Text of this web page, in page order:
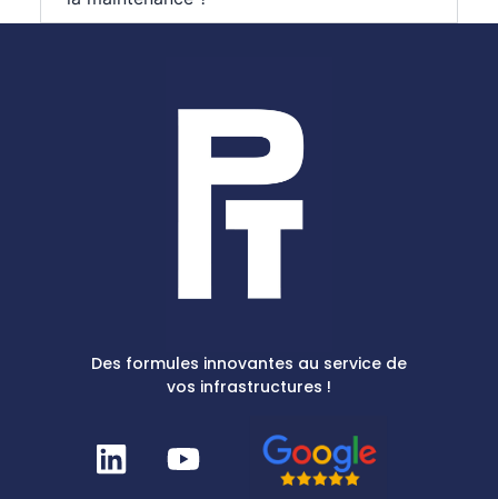
Des formules innovantes au service de
vos infrastructures !